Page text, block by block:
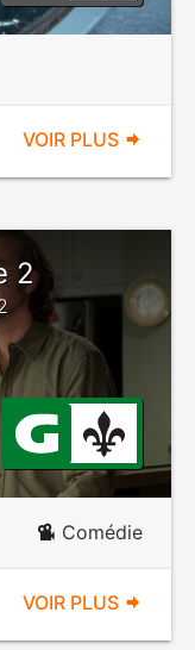
VOIR PLUS
2
Comédie
VOIR PLUS